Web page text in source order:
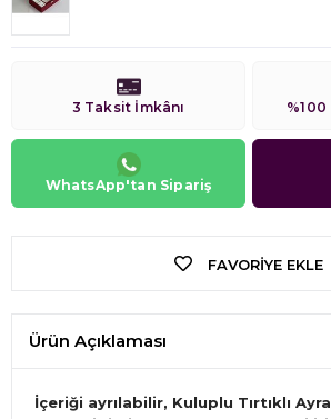
3 Taksit İmkânı %100
WhatsApp'tan Sipariş
FAVORIYE EKLE
Ürün Açıklaması
İçeriği ayrılabilir, Kuluplu Tırtıklı